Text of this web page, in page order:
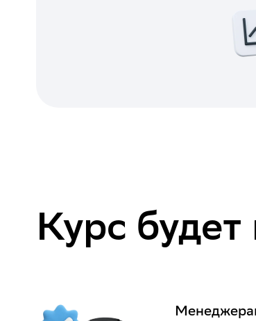
Курс будет